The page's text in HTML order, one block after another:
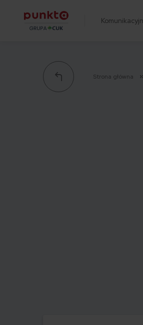
Strona główna